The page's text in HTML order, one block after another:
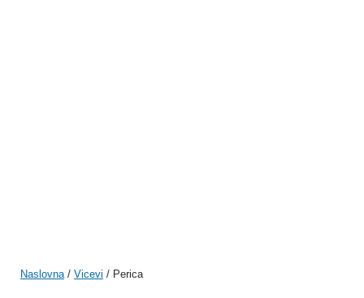
Naslovna/ Vicevi / Perica